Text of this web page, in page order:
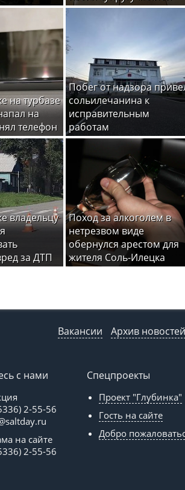
на турбазе
на
телефон
Побег от надзора
сольилечанина к
исправительным
работам
владельцу
за ДТП
Поход за алкоголем в
нетрезвом виде
обернулся арестом для
жителя Соль-Илецка
Вакансии Архив новостей
с нами
2-55-56
на сайте
2-55-56
Спецпроекты
Проект "Глубинка"
Гость на сайте
Добро